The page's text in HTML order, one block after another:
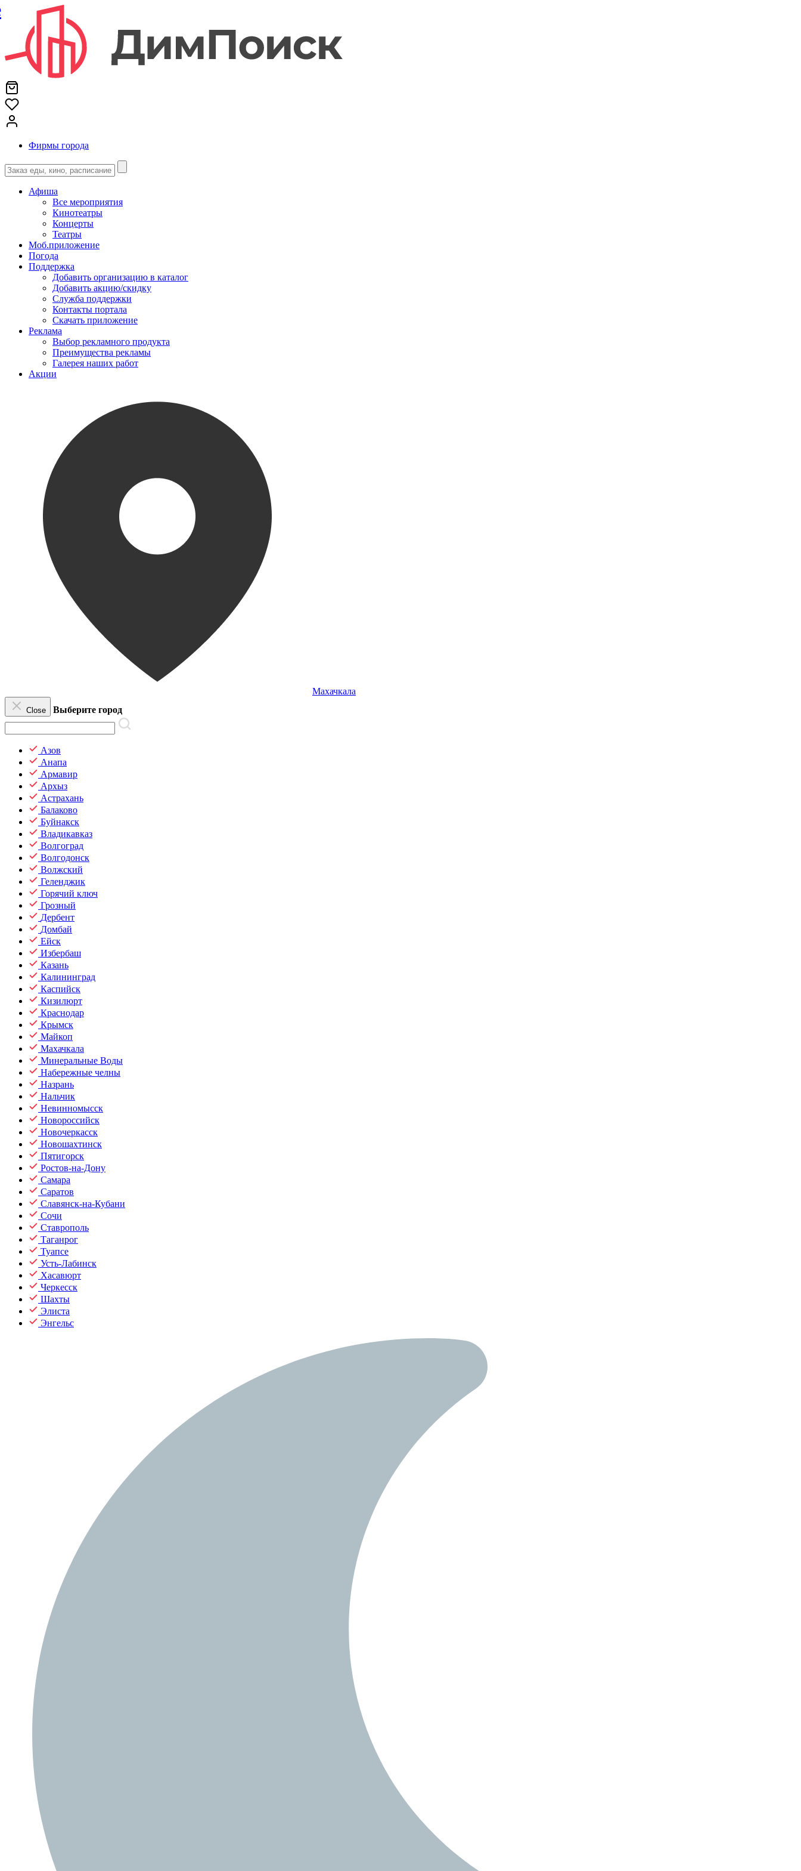
Фирмы города
Афиша
Все мероприятия
Кинотеатры
Концерты
Театры
Моб.приложение
Погода
Поддержка
Добавить организацию в каталог
Добавить акцию/скидку
Служба поддержки
Контакты портала
Скачать приложение
Реклама
Выбор рекламного продукта
Преимущества рекламы
Галерея наших работ
Акции
Махачкала
Close Выберите город
Азов
Анапа
Армавир
Архыз
Астрахань
Балаково
Буйнакск
Владикавказ
Волгоград
Волгодонск
Волжский
Геленджик
Горячий ключ
Грозный
Дербент
Домбай
Ейск
Избербаш
Казань
Калининград
Каспийск
Кизилюрт
Краснодар
Крымск
Майкоп
Махачкала
Минеральные Воды
Набережные челны
Назрань
Нальчик
Невинномысск
Новороссийск
Новочеркасск
Новошахтинск
Пятигорск
Ростов-на-Дону
Самара
Саратов
Славянск-на-Кубани
Сочи
Ставрополь
Таганрог
Туапсе
Усть-Лабинск
Хасавюрт
Черкесск
Шахты
Элиста
Энгельс